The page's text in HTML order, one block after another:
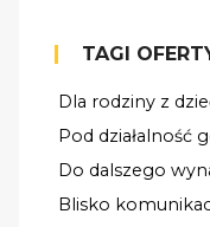
TAGI
Dla rodziny z
Pod działalność
Do dalszego
Blisko